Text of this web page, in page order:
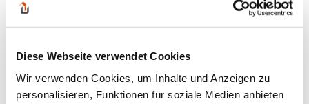
Diese Webseite verwendet Cookies
Wir verwenden Cookies, um Inhalte und Anzeigen zu
personalisieren, Funktionen für soziale Medien anbieten